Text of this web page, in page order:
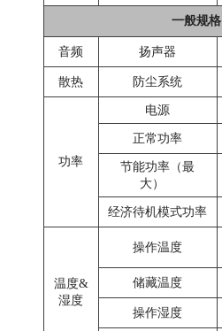
一般规格
音频 扬声器
散热 防尘系统
功率
电源
正常功率
节能功率（最
大）
经济待机模式功率
温度&
湿度
操作温度
储藏温度
操作湿度